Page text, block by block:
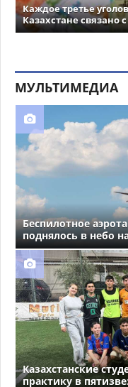
Каждое третье
Казахстане
МУЛЬТИМЕДИА
Беспилотное
поднялось в небо
Казахстанские
практику в